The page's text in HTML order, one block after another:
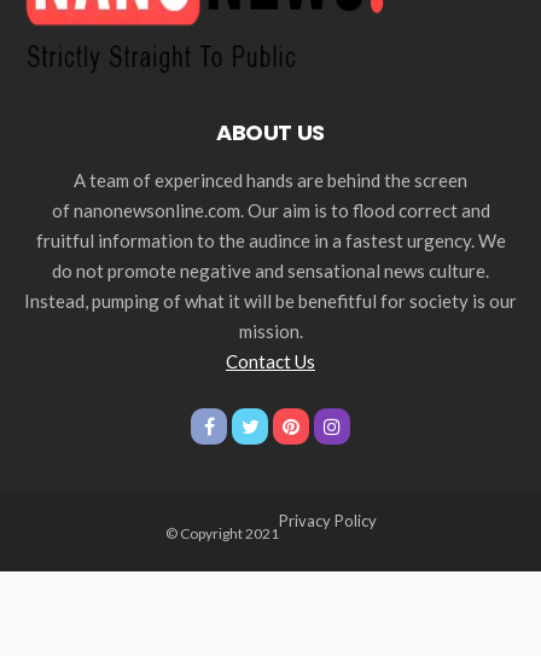
ABOUT US
A team of experinced hands are behind the screen
of nanonewsonline.com. Our aim is to flood correct and
fruitful information to the audince in a fastest urgency. We
do not promote negative and sensational news culture.
Instead, pumping of what it will be benefitful for society is our
mission.
Contact Us
© Copyright 2021
Privacy Policy